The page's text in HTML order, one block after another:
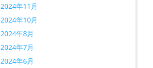
2024年11月
2024年10月
2024年8月
2024年7月
2024年6月